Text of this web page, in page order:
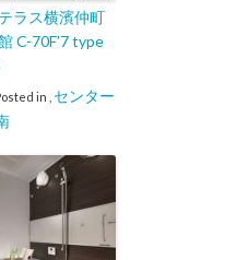
ラス横濱仲町
C-70F’7 type
in
センター